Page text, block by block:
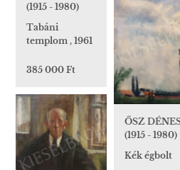
(1915 - 1980)
Tabáni
templom , 1961
385 000 Ft
ŐSZ
(1915 - 1980)
Kék égbolt